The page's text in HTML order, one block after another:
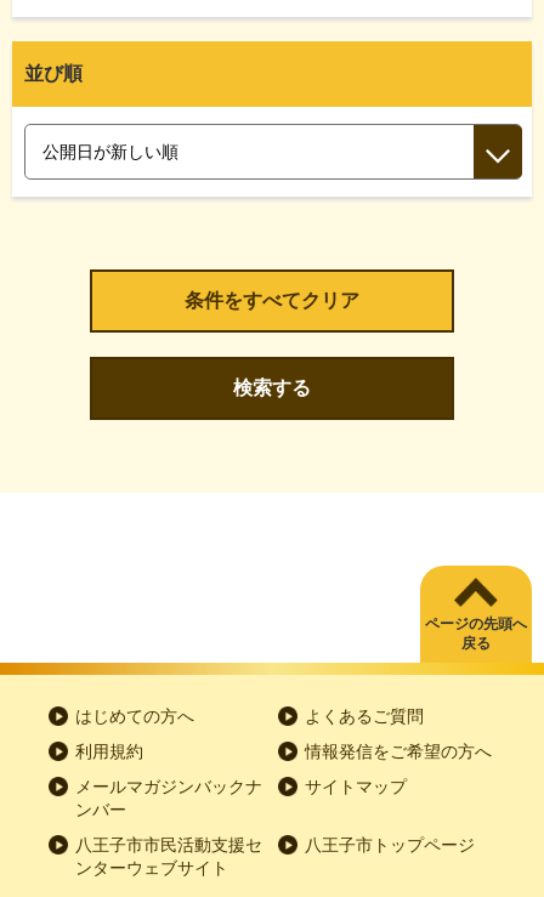
並び順
検索する
ページの先頭へ
戻る
はじめての方へ
よくあるご質問
利用規約
情報発信をご希望の方へ
メールマガジンバックナ
ンバー
サイトマップ
八王子市市民活動支援セ
ンターウェブサイト
八王子市トップページ